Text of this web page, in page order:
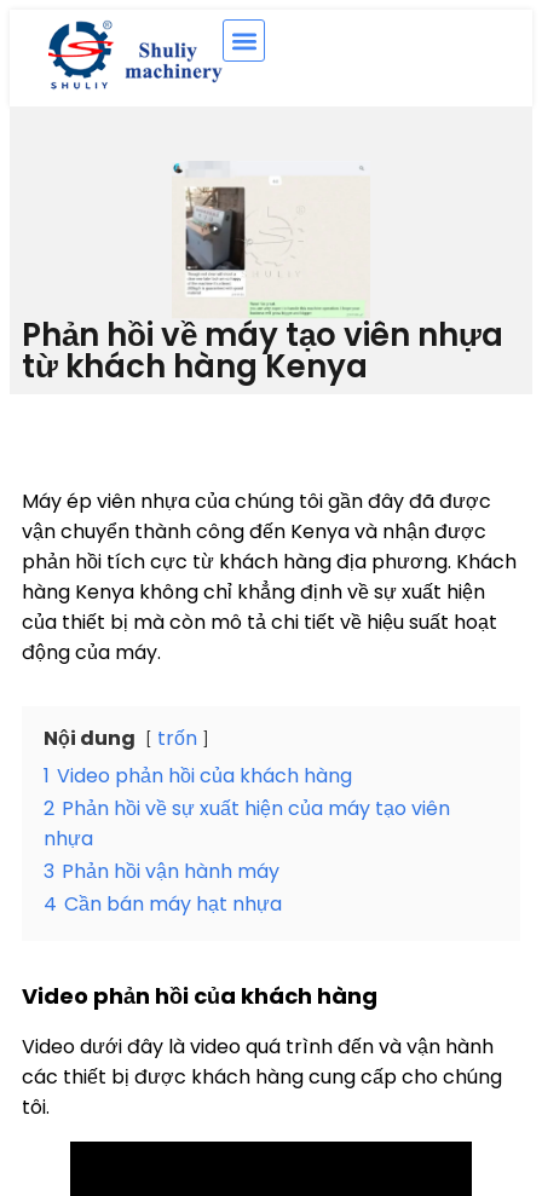
Phản hồi về máy tạo viên nhựa
từ khách hàng Kenya
Máy ép viên nhựa của chúng tôi gần đây đã được
vận chuyển thành công đến Kenya và nhận được
phản hồi tích cực từ khách hàng địa phương. Khách
hàng Kenya không chỉ khẳng định về sự xuất hiện
của thiết bị mà còn mô tả chi tiết về hiệu suất hoạt
động của máy.
Nội dung
trốn
1 Video phản hồi của khách hàng
2 Phản hồi về sự xuất hiện của máy tạo viên
nhựa
3 Phản hồi vận hành máy
4 Cần bán máy hạt nhựa
Video phản hồi của khách hàng
Video dưới đây là video quá trình đến và vận hành
các thiết bị được khách hàng cung cấp cho chúng
tôi.